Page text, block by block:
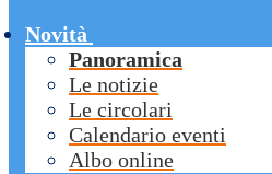
Novità
Panoramica
Le notizie
Le circolari
Calendario eventi
Albo online